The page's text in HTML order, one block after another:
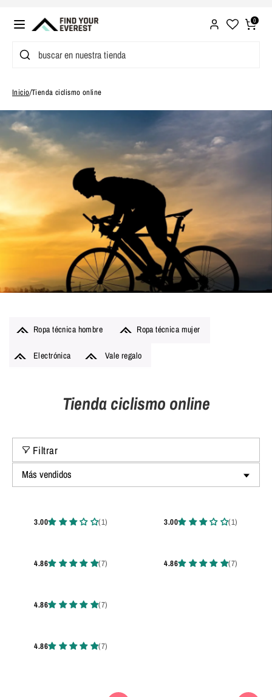
directamente
contenido
0
Buscarbuscar
tienda
Inicio/Tienda ciclismo online
Ropa técnica hombre Ropa técnica mujer
Electrónica Vale regalo
Tienda ciclismo online
Filtrar